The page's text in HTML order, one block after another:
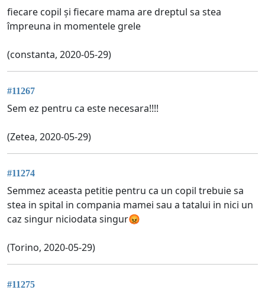
fiecare copil și fiecare mama are dreptul sa stea
împreuna in momentele grele
(constanta, 2020-05-29)
#11267
Sem ez pentru ca este necesara!!!!
(Zetea, 2020-05-29)
#11274
Semmez aceasta petitie pentru ca un copil trebuie sa
stea in spital in compania mamei sau a tatalui in nici un
caz singur niciodata singur😡
(Torino, 2020-05-29)
#11275